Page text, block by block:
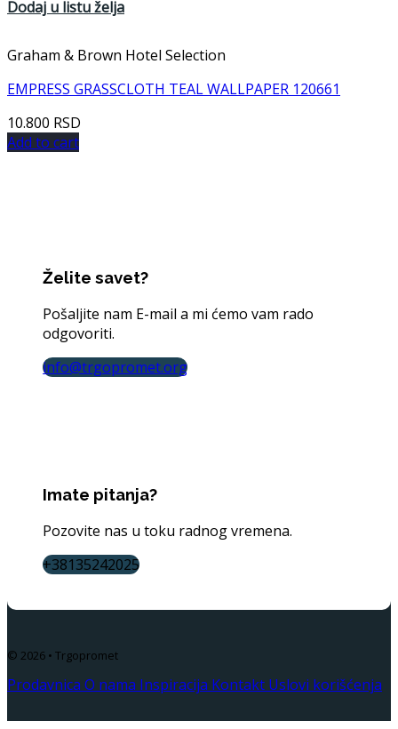
Dodaj u listu želja
Graham & Brown Hotel Selection
EMPRESS GRASSCLOTH TEAL WALLPAPER 120661
10.800 RSD
Add to cart
Želite savet?
Pošaljite nam E-mail a mi ćemo vam rado
odgovoriti.
info@trgopromet.org
Imate pitanja?
Pozovite nas u toku radnog vremena.
+38135242025
© 2026 • Trgopromet
Prodavnica O nama Inspiracija Kontakt Uslovi korišćenja